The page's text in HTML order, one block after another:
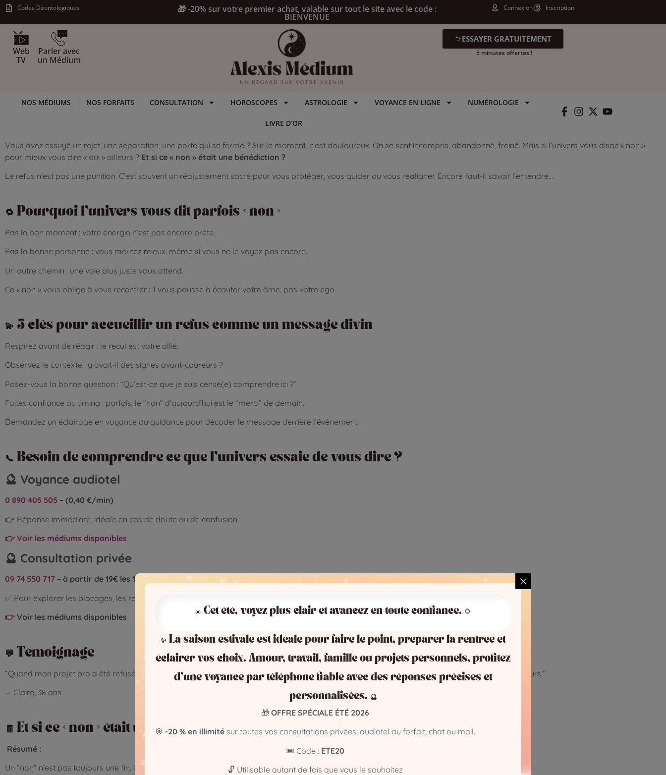
Codes Déontologiques 🎁 -20% sur votre premier achat, valable sur tout le site avec le code :
BIENVENUE
Connexion Inscription
Web
TV
Parler avec
un Médium
ESSAYER GRATUITEMENT
5 minutes offertes !
NOS MÉDIUMS NOS FORFAITS CONSULTATION HOROSCOPES ASTROLOGIE VOYANCE EN LIGNE NUMÉROLOGIE
LIVRE D’OR
Vous avez essuyé un rejet, une séparation, une porte qui se ferme ? Sur le moment, c’est douloureux. On se sent incompris, abandonné, freiné. Mais si l’univers vous disait « non »
pour mieux vous dire « oui » ailleurs ? Et si ce « non » était une bénédiction ?
Le refus n’est pas une punition. C’est souvent un réajustement sacré pour vous protéger, vous guider ou vous réaligner. Encore faut-il savoir l’entendre…
🔁 Pourquoi l’univers vous dit parfois « non »
Pas le bon moment : votre énergie n’est pas encore prête.
Pas la bonne personne : vous méritez mieux, même si vous ne le voyez pas encore.
Un autre chemin : une voie plus juste vous attend.
Ce « non » vous oblige à vous recentrer : il vous pousse à écouter votre âme, pas votre ego.
💫 5 clés pour accueillir un refus comme un message divin
Respirez avant de réagir : le recul est votre allié.
Observez le contexte : y avait-il des signes avant-coureurs ?
Posez-vous la bonne question : “Qu’est-ce que je suis censé(e) comprendre ici ?”
Faites confiance au timing : parfois, le “non” d’aujourd’hui est le “merci” de demain.
Demandez un éclairage en voyance ou guidance pour décoder le message derrière l’événement.
📞 Besoin de comprendre ce que l’univers essaie de vous dire ?
🔮 Voyance audiotel
0 890 405 505 – (0,40 €/min)
👉 Réponse immédiate, idéale en cas de doute ou de confusion
👉 Voir les médiums disponibles
🔮 Consultation privée
09 74 550 717 – à partir de 19€ les 10 minutes
✅ Pour explorer les blocages, les refoulements, et ouvrir un nouveau chemin
👉 Voir les médiums disponibles
💬 Témoignage
“Quand mon projet pro a été refusé, j’étais anéantie. Mais un mois plus tard, j’ai reçu une proposition inattendue, bien plus alignée avec mes valeurs.”
— Claire, 38 ans
🧾 Et si ce « non » était une bénédiction ?
Résumé :
Un “non” n’est pas toujours une fin. C’est souvent un recalibrage de l’univers pour vous éviter une impasse ou vous offrir un meilleur “oui”.
☀️ Cet été, voyez plus clair et avancez en toute confiance. 🌻
✨ La saison estivale est idéale pour faire le point, préparer la rentrée et
éclairer vos choix. Amour, travail, famille ou projets personnels, profitez
d’une voyance par téléphone fiable avec des réponses précises et
personnalisées. 🔮
🎁 OFFRE SPÉCIALE ÉTÉ 2026
🎯 -20 % en illimité sur toutes vos consultations privées, audiotel au forfait, chat ou mail.
🎟️ Code : ETE20
🔓 Utilisable autant de fois que vous le souhaitez